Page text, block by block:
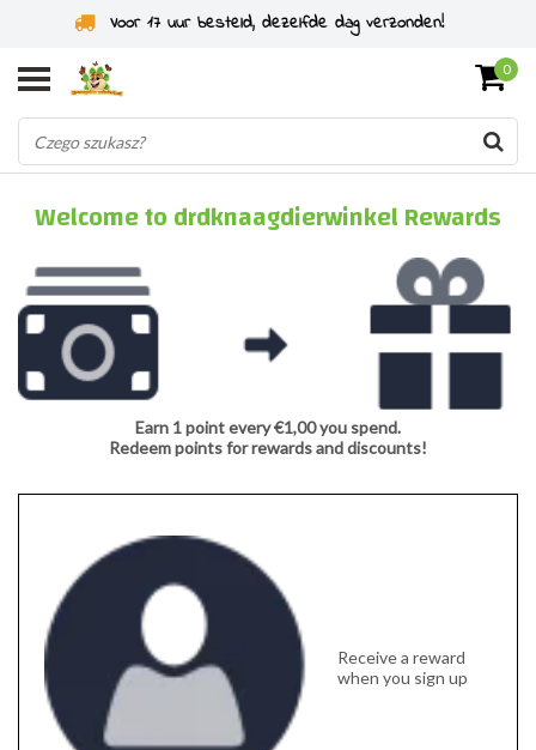
Voor 17 uur besteld, dezelfde dag verzonden!
0
Welcome to drdknaagdierwinkel Rewards
Earn 1 point every €1,00 you spend.
Redeem points for rewards and discounts!
Receive a reward
when you sign up